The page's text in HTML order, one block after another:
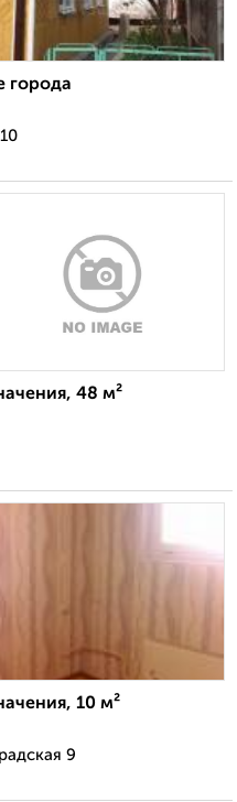
города
48 м²
10 м²
9